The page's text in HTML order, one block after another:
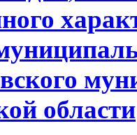
области